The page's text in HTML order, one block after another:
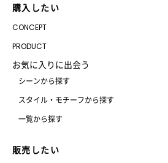
購入したい
CONCEPT
PRODUCT
お気に入りに出会う
シーンから探す
スタイル・モチーフから探す
一覧から探す
販売したい